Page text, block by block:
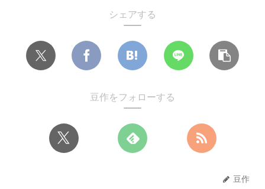
シェアする
豆作をフォローする
豆作